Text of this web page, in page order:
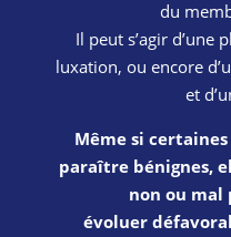
du
Il peut s’agir d’une
luxation, ou encore
et
Même si
paraître bénignes,
non ou mal
évoluer